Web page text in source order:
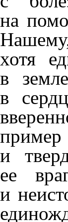
на
хотя
в
в
и
ее
и